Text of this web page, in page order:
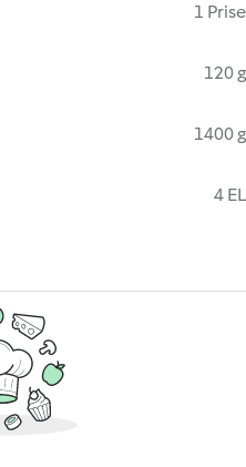
1 Prise
120 g
1400 g
4 EL